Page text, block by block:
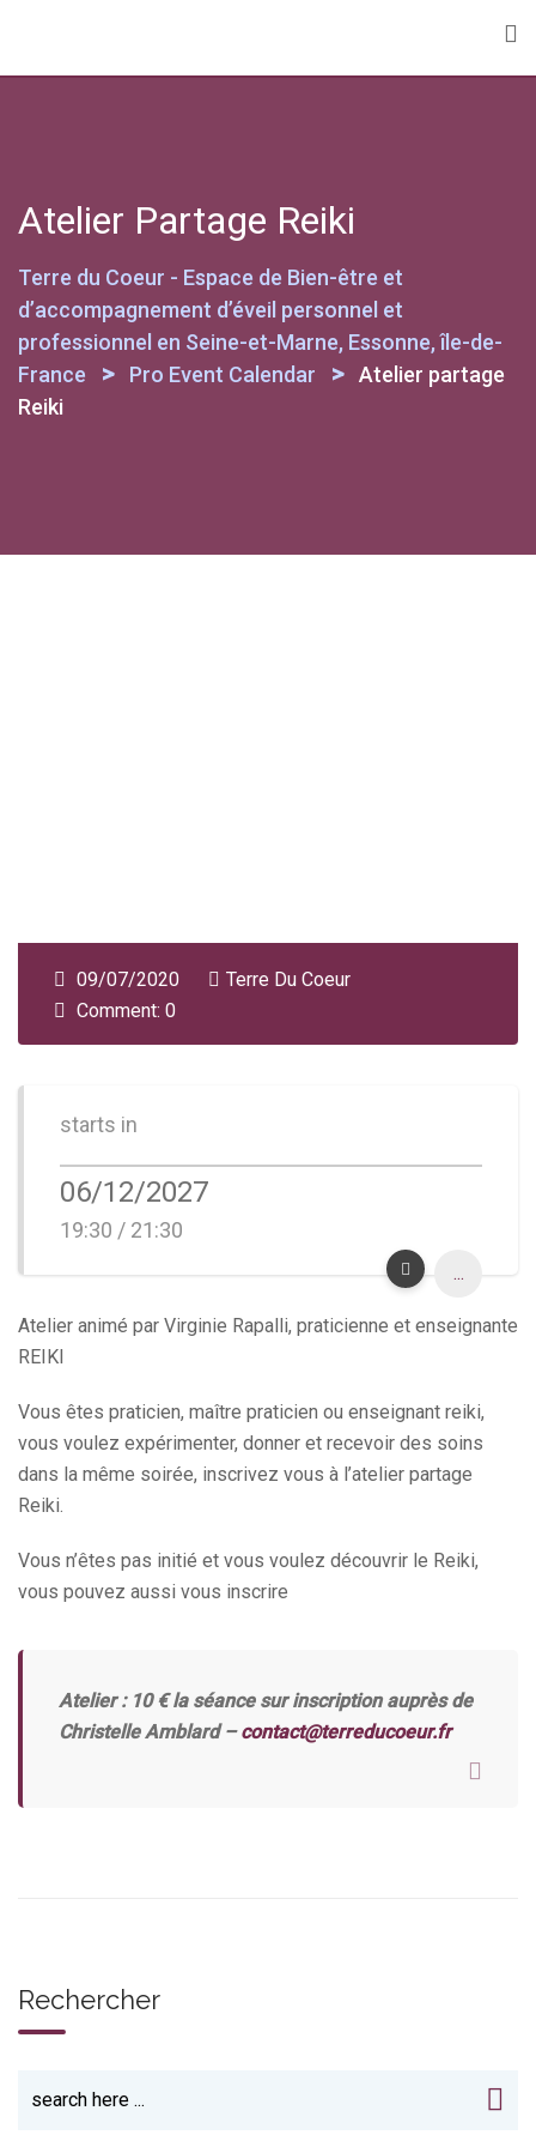
content
Atelier Partage Reiki
Terre du Coeur - Espace de Bien-être et
d’accompagnement d’éveil personnel et
professionnel en Seine-et-Marne, Essonne, île-de-
France
> Pro Event Calendar > Atelier partage
Reiki
09/07/2020
Terre Du Coeur
Comment: 0
starts in
06/12/2027
19:30 / 21:30
...
Atelier animé par Virginie Rapalli, praticienne et enseignante
REIKI
Vous êtes praticien, maître praticien ou enseignant reiki,
vous voulez expérimenter, donner et recevoir des soins
dans la même soirée, inscrivez vous à l’atelier partage
Reiki.
Vous n’êtes pas initié et vous voulez découvrir le Reiki,
vous pouvez aussi vous inscrire
Atelier : 10 € la séance sur inscription auprès de
Christelle Amblard –contact@terreducoeur.fr
Rechercher